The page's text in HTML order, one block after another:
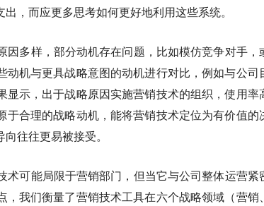
，而应更多思考如何更好地利用这些系统。
因多样，部分动机存在问题，比如模仿竞争对手，
机与更具战略意图的动机进行对比，例如与公司
示，出于战略原因实施营销技术的组织，使用率
合理的战略动机，能将营销技术定位为有价值的
往往更易被接受。
术可能局限于营销部门，但当它与公司整体运营紧
我们衡量了营销技术工具在六个战略领域（营销